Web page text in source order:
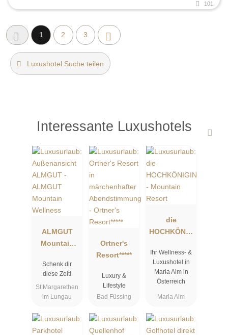
101
1 2 3
Luxushotel Suche teilen
Interessante Luxushotels
ALMGUT
Mountain
Schenk dir
diese Zeit!
St.Margarethen
im Lungau
Ortner's
Resort*****
Luxury &
Lifestyle
Bad Füssing
die
HOCHKÖNIG
Mountain
Resort
Ihr Wellness- &
Luxushotel in
Maria Alm in
Österreich
Maria Alm